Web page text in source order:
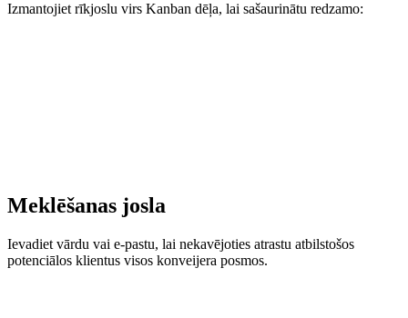
Izmantojiet rīkjoslu virs Kanban dēļa, lai sašaurinātu redzamo:
Meklēšanas josla
Ievadiet vārdu vai e-pastu, lai nekavējoties atrastu atbilstošos
potenciālos klientus visos konveijera posmos.